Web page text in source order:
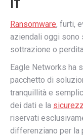
IT
Ransomware, furti,
aziendali oggi sono
sottrazione o
Eagle Networks ha
pacchetto di
tranquillità e
dei dati e la
riservati
differenziano per la